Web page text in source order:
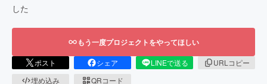
した
もう一度プロジェクトをやってほしい
ポスト シェア LINEで送る
URLコピー
埋め込み
QRコード